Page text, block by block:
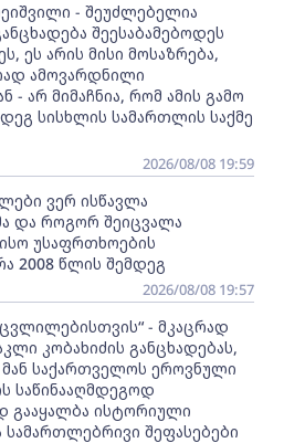
- შეუძლებელია
შეესაბამებოდეს
ეს არის მისი მოსაზრება,
ამოვარდნილი
- არ მიმაჩნია, რომ ამის გამო
სისხლის სამართლის საქმე
2026/08/08 19:59
ვერ ისწავლა
და როგორ შეიცვალა
უსაფრთხოების
2008 წლის შემდეგ
2026/08/08 19:57
- მკაცრად
კობახიძის განცხადებას,
საქართველოს ეროვნული
საწინააღმდეგოდ
გააყალბა ისტორიული
შეფასებები